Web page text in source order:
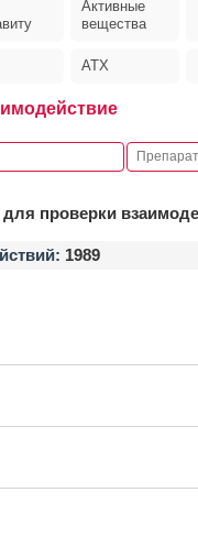
Активные
вещества
АТХ
проверки
1989